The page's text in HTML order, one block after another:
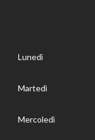
Lunedì
Martedì
Mercoledì